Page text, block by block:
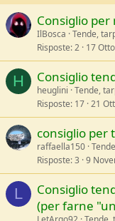
Consiglio
IlBosca Tende,
Risposte 2 17
H Consiglio
heuglini Tende,
Risposte 17 21
consiglio per
raffaella150
Risposte 3 9
L
Consiglio
(per farne